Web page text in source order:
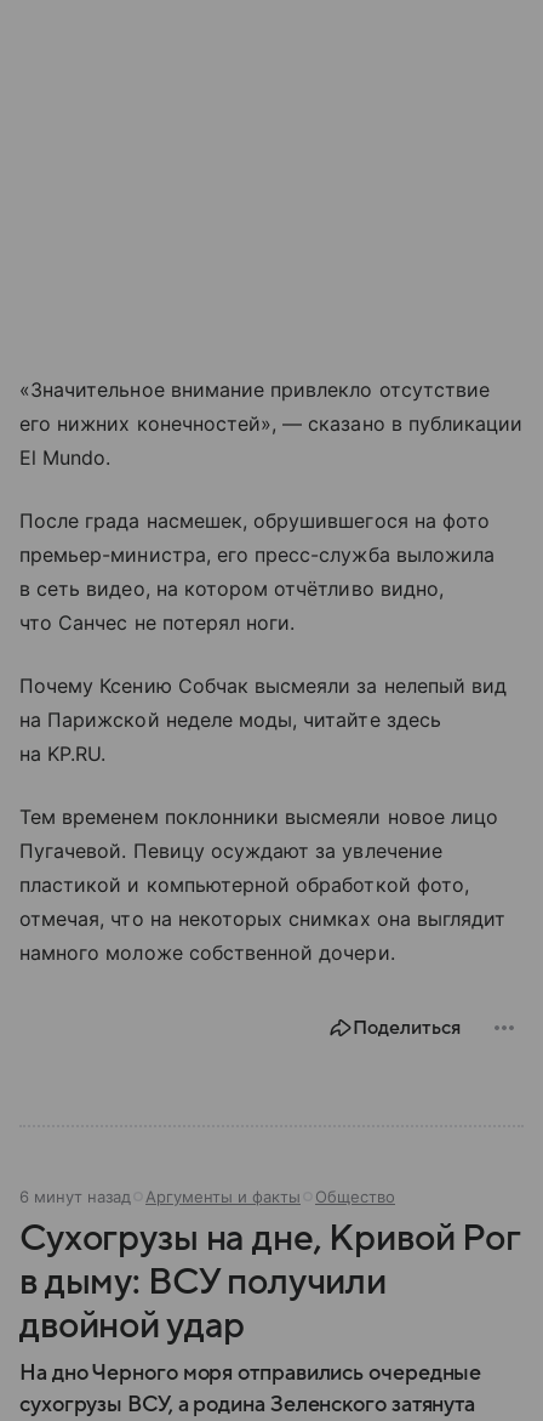
«Значительное внимание привлекло отсутствие
его нижних конечностей», — сказано в публикации
El Mundo.
После града насмешек, обрушившегося на фото
премьер-министра, его пресс-служба выложила
в сеть видео, на котором отчётливо видно,
что Санчес не потерял ноги.
Почему Ксению Собчак высмеяли за нелепый вид
на Парижской неделе моды, читайте здесь
на KP.RU.
Тем временем поклонники высмеяли новое лицо
Пугачевой. Певицу осуждают за увлечение
пластикой и компьютерной обработкой фото,
отмечая, что на некоторых снимках она выглядит
намного моложе собственной дочери.
Поделиться
6 минут назад Аргументы и факты Общество
Сухогрузы на дне, Кривой Рог
в дыму: ВСУ получили
двойной удар
На дно Черного моря отправились очередные
сухогрузы ВСУ, а родина Зеленского затянута